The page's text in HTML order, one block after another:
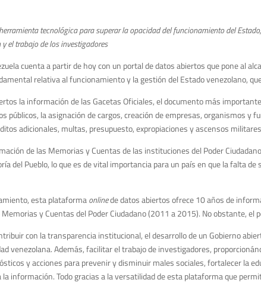
tecnológica para superar la opacidad del funcionamiento del
el trabajo de los investigadores
cuenta a partir de hoy con un portal de datos abiertos que pone al
relativa al funcionamiento y la gestión del Estado venezolano,
la información de las Gacetas Oficiales, el documento más
públicos, la asignación de cargos, creación de empresas, organismos y
adicionales, multas, presupuesto, expropiaciones y ascensos
de las Memorias y Cuentas de las instituciones del Poder
del Pueblo, lo que es de vital importancia para un país en que la falta
esta plataformaonlinede datos abiertos ofrece 10 años de
y Cuentas del Poder Ciudadano (2011 a 2015). No obstante,
con la transparencia institucional, el desarrollo de un Gobierno
venezolana. Además, facilitar el trabajo de investigadores,
y acciones para prevenir y disminuir males sociales, fortalecer la
información. Todo gracias a la versatilidad de esta plataforma que